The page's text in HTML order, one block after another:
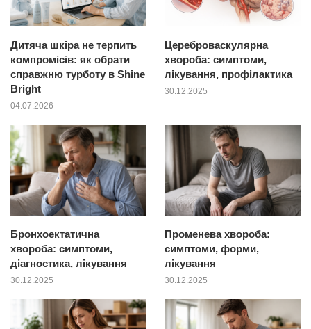
Дитяча шкіра не терпить
компромісів: як обрати
справжню турботу в Shine
Bright
04.07.2026
Цереброваскулярна
хвороба: симптоми,
лікування, профілактика
30.12.2025
Бронхоектатична
хвороба: симптоми,
діагностика, лікування
30.12.2025
Променева хвороба:
симптоми, форми,
лікування
30.12.2025